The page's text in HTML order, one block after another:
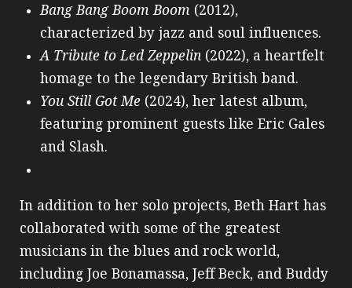
Bang Bang Boom Boom (2012),
characterized by jazz and soul influences.
A Tribute to Led Zeppelin (2022), a heartfelt
homage to the legendary British band.
You Still Got Me (2024), her latest album,
featuring prominent guests like Eric Gales
and Slash.
In addition to her solo projects, Beth Hart has
collaborated with some of the greatest
musicians in the blues and rock world,
including Joe Bonamassa, Jeff Beck, and Buddy